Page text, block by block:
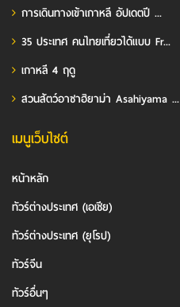
การเดินทางเข้าเกาหลี อัปเดตปี ...
35 ประเทศ คนไทยเที่ยวได้แบบ Fr...
เกาหลี 4 ฤดู
สวนสัตว์อาซาฮิยาม่า Asahiyama ...
เมนูเว็บไซต์
หน้าหลัก
ทัวร์ต่างประเทศ (เอเชีย)
ทัวร์ต่างประเทศ (ยุโรป)
ทัวร์จีน
ทัวร์อื่นๆ